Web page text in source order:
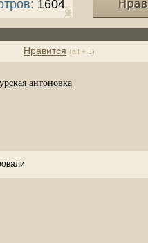
1604
Нравится (alt + L)
антоновка